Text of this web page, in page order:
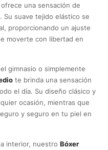
ofrece una sensación de
Su suave tejido elástico se
proporcionando un ajuste
moverte con libertad en
gimnasio o simplemente
te brinda una sensación
el día. Su diseño clásico y
ocasión, mientras que
y seguro en tu piel en
interior, nuestro Bóxer